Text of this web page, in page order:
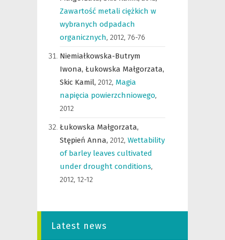
Zawartość metali ciężkich w
wybranych odpadach
organicznych, 2012, 76-76
Niemiałkowska-Butrym
Iwona, Łukowska Małgorzata,
Skic Kamil, 2012, Magia
napięcia powierzchniowego,
2012
Łukowska Małgorzata,
Stępień Anna, 2012, Wettability
of barley leaves cultivated
under drought conditions,
2012, 12-12
Latest news